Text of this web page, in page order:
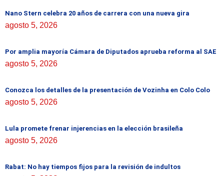
Nano Stern celebra 20 años de carrera con una nueva gira
agosto 5, 2026
Por amplia mayoría Cámara de Diputados aprueba reforma al SAE
agosto 5, 2026
Conozca los detalles de la presentación de Vozinha en Colo Colo
agosto 5, 2026
Lula promete frenar injerencias en la elección brasileña
agosto 5, 2026
Rabat: No hay tiempos fijos para la revisión de indultos